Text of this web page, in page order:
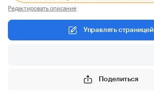
Редактировать описание
Управлять страницей
Поделиться